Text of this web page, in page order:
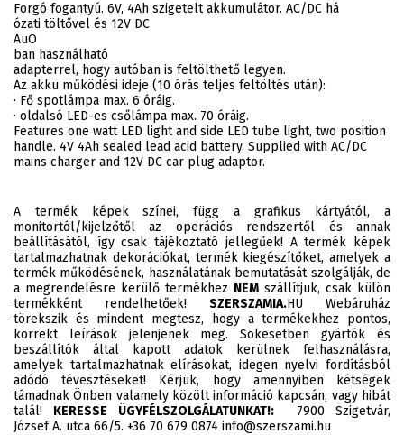
Forgó fogantyú. 6V, 4Ah szigetelt akkumulátor. AC/DC há
ózati töltővel és 12V DC
AuO
ban használható
adapterrel, hogy autóban is feltölthető legyen.
Az akku működési ideje (10 órás teljes feltöltés után):
· Fő spotlámpa max. 6 óráig.
· oldalsó LED-es csőlámpa max. 70 óráig.
Features one watt LED light and side LED tube light, two position
handle. 4V 4Ah sealed lead acid battery. Supplied with AC/DC
mains charger and 12V DC car plug adaptor.
A termék képek színei, függ a grafikus kártyától, a
monitortól/kijelzőtől az operációs rendszertől és annak
beállításától, így csak tájékoztató jellegűek! A termék képek
tartalmazhatnak dekorációkat, termék kiegészítőket, amelyek a
termék működésének, használatának bemutatását szolgálják, de
a megrendelésre kerülő termékhez NEM szállítjuk, csak külön
termékként rendelhetőek! SZERSZAMIA.HU Webáruház
törekszik és mindent megtesz, hogy a termékekhez pontos,
korrekt leírások jelenjenek meg. Sokesetben gyártók és
beszállítók által kapott adatok kerülnek felhasználásra,
amelyek tartalmazhatnak elírásokat, idegen nyelvi fordításból
adódó tévesztéseket! Kérjük, hogy amennyiben kétségek
támadnak Önben valamely közölt információ kapcsán, vagy hibát
talál! KERESSE ÜGYFÉLSZOLGÁLATUNKAT!:7900 Szigetvár,
József A. utca 66/5. +36 70 679 0874 info@szerszami.hu